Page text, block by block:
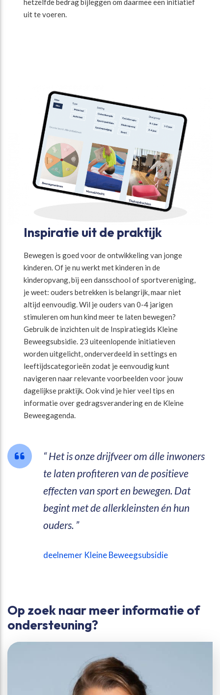
hetzelfde bedrag bijleggen om daarmee een initiatief
uit te voeren.
Inspiratie uit de praktijk
Bewegen is goed voor de ontwikkeling van jonge
kinderen. Of je nu werkt met kinderen in de
kinderopvang, bij een dansschool of sportvereniging,
je weet: ouders betrekken is belangrijk, maar niet
altijd eenvoudig. Wil je ouders van 0-4 jarigen
stimuleren om hun kind meer te laten bewegen?
Gebruik de inzichten uit de Inspiratiegids Kleine
Beweegsubsidie. 23 uiteenlopende initiatieven
worden uitgelicht, onderverdeeld in settings en
leeftijdscategorieën zodat je eenvoudig kunt
navigeren naar relevante voorbeelden voor jouw
dagelijkse praktijk. Ook vind je hier veel tips en
informatie over gedragsverandering en de Kleine
Beweegagenda.
Het is onze drijfveer om álle inwoners
te laten profiteren van de positieve
effecten van sport en bewegen. Dat
begint met de allerkleinsten én hun
ouders.
deelnemer Kleine Beweegsubsidie
Op zoek naar meer informatie of
ondersteuning?